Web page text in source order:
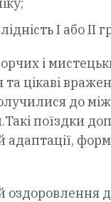
I або II
і
та цікаві
до
поїздки